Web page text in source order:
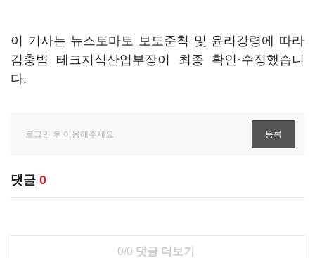
이 기사는 뉴스토마토 보도준칙 및 윤리강령에 따라
김충범 테크지식산업부장이 최종 확인·수정했습니
다.
댓글 0
0/0 댓글 더보기